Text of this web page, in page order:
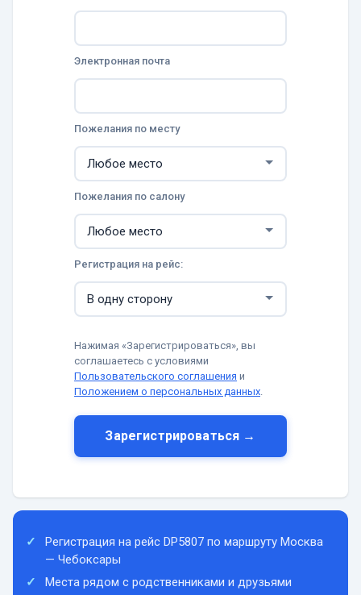
Электронная почта
Пожелания по месту
Пожелания по салону
Регистрация на рейс:
Нажимая «Зарегистрироваться», вы
соглашаетесь с условиями
Пользовательского соглашения и
Положением о персональных данных.
Зарегистрироваться →
Регистрация на рейс DP5807 по маршруту Москва
— Чебоксары
Места рядом с родственниками и друзьями